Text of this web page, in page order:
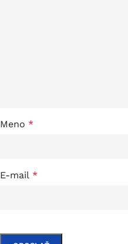
Meno *
E-mail *